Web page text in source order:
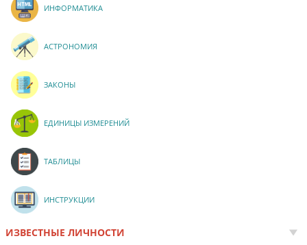
ИНФОРМАТИКА
АСТРОНОМИЯ
ЗАКОНЫ
ЕДИНИЦЫ ИЗМЕРЕНИЙ
ТАБЛИЦЫ
ИНСТРУКЦИИ
ИЗВЕСТНЫЕ ЛИЧНОСТИ